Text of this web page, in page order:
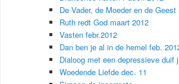
De Vader, de Moeder en de
Ruth redt God maart 2012
Vasten febr.2012
Dan ben je al in de hemel feb.
Dialoog met een depressieve duif
Woedende Liefde dec. 11